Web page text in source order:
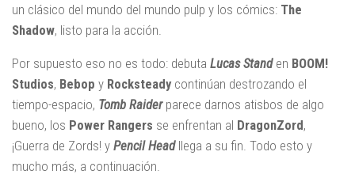
un clásico del mundo del mundo pulp y los cómics: The
Shadow, listo para la acción.
Por supuesto eso no es todo: debuta Lucas Standen BOOM!
Studios, Bebop y Rocksteady continúan destrozando el
tiempo-espacio, Tomb Raiderparece darnos atisbos de algo
bueno, los Power Rangers se enfrentan al DragonZord,
¡Guerra de Zords! y Pencil Headllega a su fin. Todo esto y
mucho más, a continuación.